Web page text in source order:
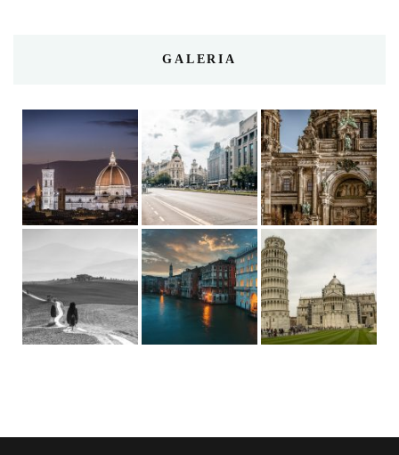
GALERIA